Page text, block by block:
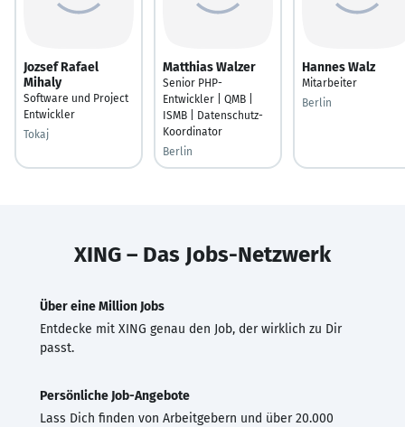
Jozsef Rafael
Mihaly
Software und Project
Entwickler
Tokaj
Matthias Walzer
Senior PHP-
Entwickler | QMB |
ISMB | Datenschutz-
Koordinator
Berlin
Hannes Walz
Mitarbeiter
Berlin
XING – Das Jobs-Netzwerk
Über eine Million Jobs
Entdecke mit XING genau den Job, der wirklich zu Dir
passt.
Persönliche Job-Angebote
Lass Dich finden von Arbeitgebern und über 20.000